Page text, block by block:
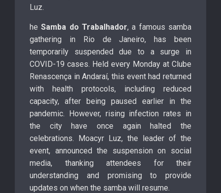
Luz.
heSamba do Trabalhador, a famous samba
gathering in Rio de Janeiro, has been
temporarily suspended due to a surge in
COVID-19 cases. Held every Monday at Clube
Renascença in Andaraí, this event had returned
with health protocols, including reduced
capacity, after being paused earlier in the
pandemic. However, rising infection rates in
the city have once again halted the
celebrations. Moacyr Luz, the leader of the
event, announced the suspension on social
media, thanking attendees for their
understanding and promising to provide
updates on when the samba will resume.